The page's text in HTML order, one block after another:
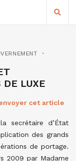
DE LUXE
cet article
secrétaire d’État
des grands
de portage.
2009 par Madame